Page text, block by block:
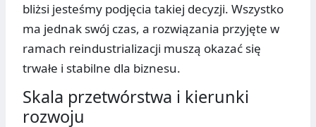
bliżsi jesteśmy podjęcia takiej decyzji. Wszystko
ma jednak swój czas, a rozwiązania przyjęte w
ramach reindustrializacji muszą okazać się
trwałe i stabilne dla biznesu.
Skala przetwórstwa i kierunki
rozwoju